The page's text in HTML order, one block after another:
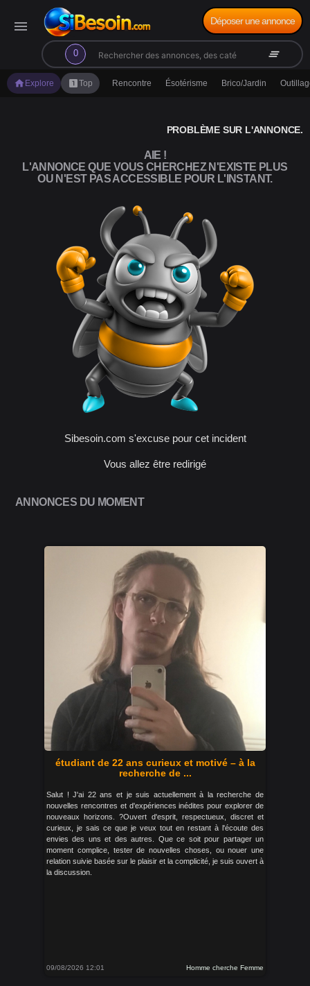
menu
0
search clear_all
Déposer une annonce
home Explore looks_oneTop Rencontre Ésotérisme Brico/Jardin
PROBLÈME SUR L'ANNONCE.
AIE !
L'ANNONCE QUE VOUS CHERCHEZ N'EXISTE PLUS
OU N'EST PAS ACCESSIBLE POUR L'INSTANT.
Sibesoin.com s'excuse pour cet incident
Vous allez être redirigé
ANNONCES DU MOMENT
étudiant de 22 ans curieux et motivé – à la
recherche de ...
Salut ! J'ai 22 ans et je suis actuellement à la recherche de
nouvelles rencontres et d'expériences inédites pour explorer de
nouveaux horizons. ?Ouvert d'esprit, respectueux, discret et
curieux, je sais ce que je veux tout en restant à l'écoute des
envies des uns et des autres. Que ce soit pour partager un
moment complice, tester de nouvelles choses, ou nouer une
relation suivie basée sur le plaisir et la complicité, je suis ouvert à
la discussion.
09/08/2026 12:01 Homme cherche Femme